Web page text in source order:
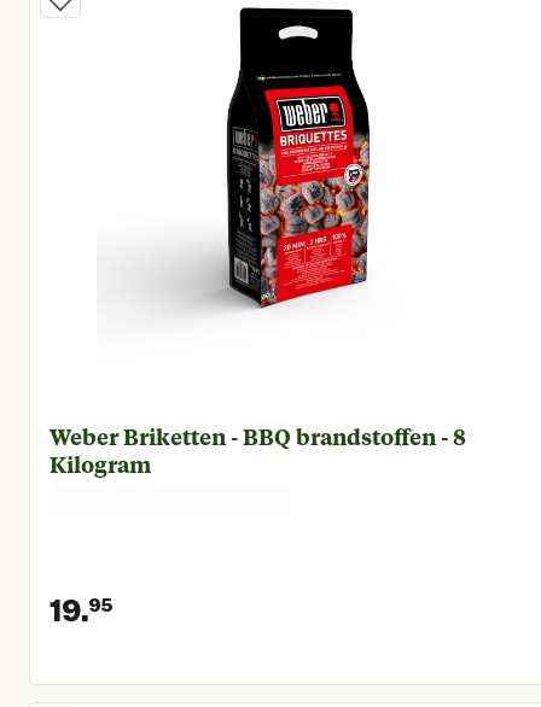
Weber Briketten - BBQ brandstoffen - 8
Kilogram
19.95
Huidige prijs € 19,95